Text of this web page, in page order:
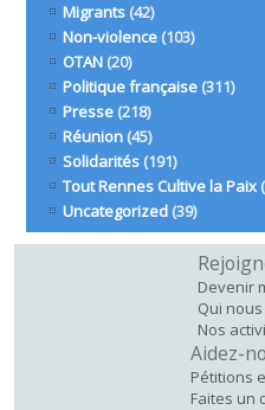
Migrants (42)
Non-violence (103)
OTAN (20)
Politique française (311)
Presse (218)
Réunion (45)
Solidarités (191)
Tout Rennes Cultive la Paix
Uncategorized (39)
Devenir
Qui
Nos
Aidez-
Pétitions
Faites un